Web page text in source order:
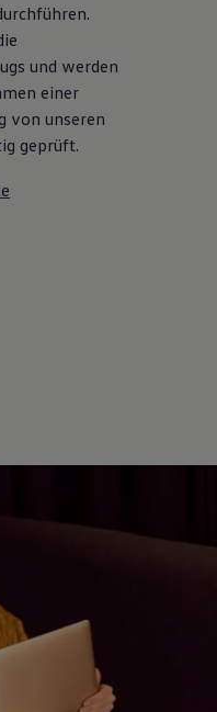
und werden
einer
von unseren
geprüft.